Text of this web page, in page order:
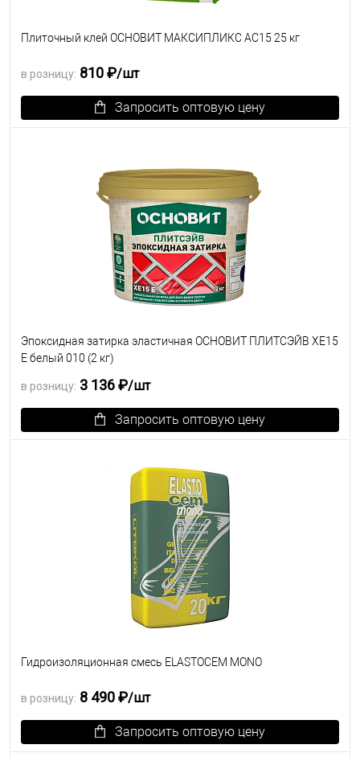
Плиточный клей ОСНОВИТ МАКСИПЛИКС АС15 25 кг
в розницу: 810 ₽/шт
Запросить оптовую цену
Эпоксидная затирка эластичная ОСНОВИТ ПЛИТСЭЙВ XE15
Е белый 010 (2 кг)
в розницу: 3 136 ₽/шт
Запросить оптовую цену
Гидроизоляционная смесь ELASTOCEM MONO
в розницу: 8 490 ₽/шт
Запросить оптовую цену